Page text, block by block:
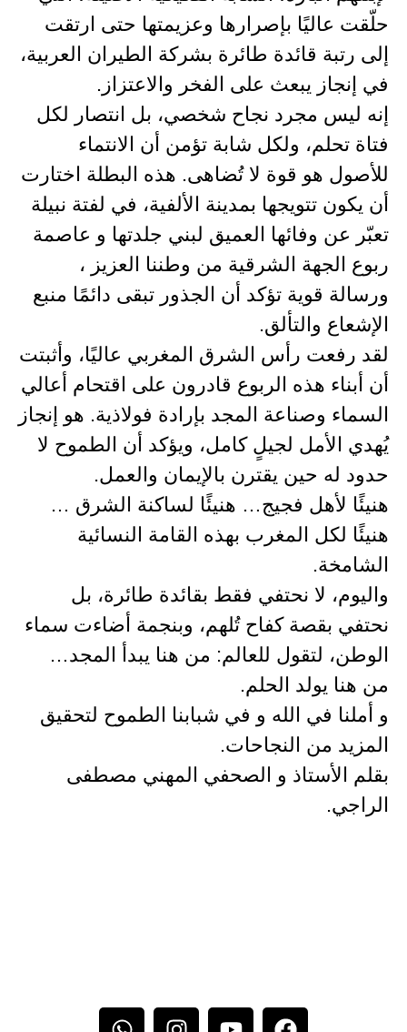
حلّقت عاليًا بإصرارها وعزيمتها حتى ارتقت
إلى رتبة قائدة طائرة بشركة الطيران العربية،
في إنجاز يبعث على الفخر والاعتزاز.
إنه ليس مجرد نجاح شخصي، بل انتصار لكل
فتاة تحلم، ولكل شابة تؤمن أن الانتماء
للأصول هو قوة لا تُضاهى. هذه البطلة اختارت
أن يكون تتويجها بمدينة الألفية، في لفتة نبيلة
تعبّر عن وفائها العميق لبني جلدتها و عاصمة
ربوع الجهة الشرقية من وطننا العزيز ،
ورسالة قوية تؤكد أن الجذور تبقى دائمًا منبع
الإشعاع والتألق.
لقد رفعت رأس الشرق المغربي عاليًا، وأثبتت
أن أبناء هذه الربوع قادرون على اقتحام أعالي
السماء وصناعة المجد بإرادة فولاذية. هو إنجاز
يُهدي الأمل لجيلٍ كامل، ويؤكد أن الطموح لا
حدود له حين يقترن بالإيمان والعمل.
هنيئًا لأهل فجيج… هنيئًا لساكنة الشرق …
هنيئًا لكل المغرب بهذه القامة النسائية
الشامخة.
واليوم، لا نحتفي فقط بقائدة طائرة، بل
نحتفي بقصة كفاح تُلهم، وبنجمة أضاءت سماء
الوطن، لتقول للعالم: من هنا يبدأ المجد…
من هنا يولد الحلم.
و أملنا في الله و في شبابنا الطموح لتحقيق
المزيد من النجاحات.
بقلم الأستاذ و الصحفي المهني مصطفى
الراجي.